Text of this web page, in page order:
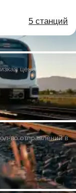
5 станций
цена:
во отправлений в